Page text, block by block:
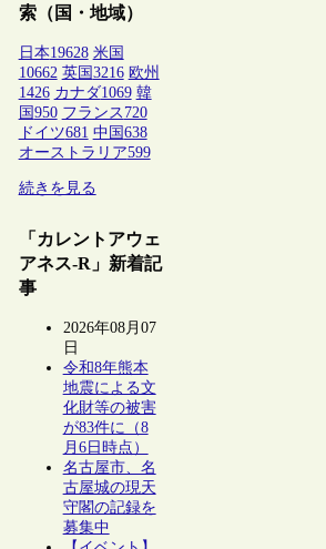
索（国・地域）
日本19628 米国
10662 英国 3216 欧州
1426 カナダ1069 韓
国 950 フランス 720
ドイツ681 中国 638
オーストラリア599
続きを見る
「カレントアウェ
アネス-R」新着記
事
2026年08月07
日
令和8年熊本
地震による文
化財等の被害
が83件に（8
月6日時点）
名古屋市、名
古屋城の現天
守閣の記録を
募集中